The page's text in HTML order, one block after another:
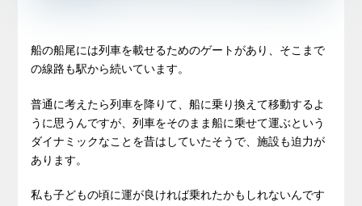
船の船尾には列車を載せるためのゲートがあり、そこまで
の線路も駅から続いています。
普通に考えたら列車を降りて、船に乗り換えて移動するよ
うに思うんですが、列車をそのまま船に乗せて運ぶという
ダイナミックなことを昔はしていたそうで、施設も迫力が
あります。
私も子どもの頃に運が良ければ乗れたかもしれないんです